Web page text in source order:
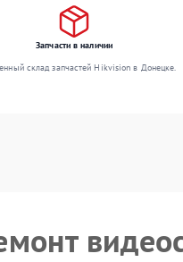
Запчасти в наличии
склад запчастей Hikvision в Донецке.